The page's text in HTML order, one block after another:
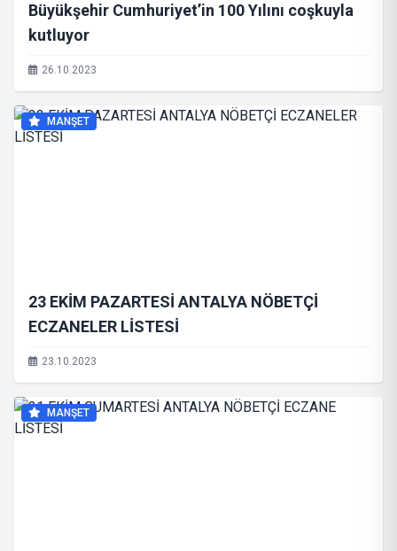
Büyükşehir Cumhuriyet’in 100 Yılını coşkuyla
kutluyor
26.10.2023
MANŞET
23 EKİM PAZARTESİ ANTALYA NÖBETÇİ
ECZANELER LİSTESİ
23.10.2023
MANŞET